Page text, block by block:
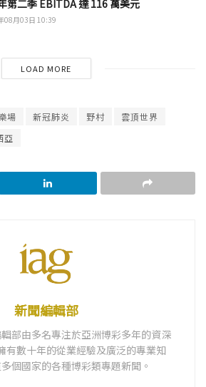
第二季 EBITDA 達 116 萬美元
08月03日 10:39
LOAD MORE
場 新冠肺炎 野村
雲頂世界
亞
新聞編輯部
輯部由多名專注於亞洲博彩多年的資深
有數十年的從業經驗及廣泛的專業知
個國家的各種博彩類專題新聞。